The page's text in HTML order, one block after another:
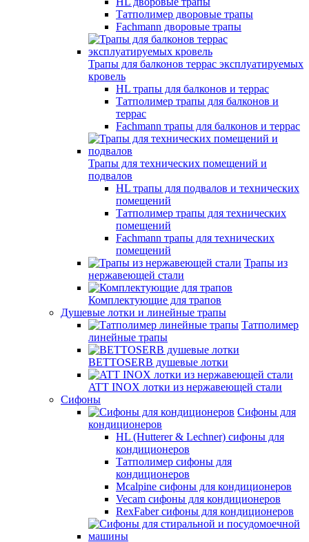
Татполимер дворовые трапы
Fachmann дворовые трапы
Трапы для балконов террас эксплуатируемых
кровель
HL трапы для балконов и террас
Татполимер трапы для балконов и
террас
Fachmann трапы для балконов и террас
Трапы для технических помещений и
подвалов
HL трапы для подвалов и технических
помещений
Татполимер трапы для технических
помещений
Fachmann трапы для технических
помещений
Трапы из
нержавеющей стали
Комплектующие для трапов
Душевые лотки и линейные трапы
Татполимер
линейные трапы
BETTOSERB душевые лотки
ATT INOX лотки из нержавеющей стали
Сифоны
Сифоны для
кондиционеров
HL (Hutterer & Lechner) сифоны для
кондиционеров
Татполимер сифоны для
кондиционеров
Mcalpine сифоны для кондиционеров
Vecam сифоны для кондиционеров
RexFaber сифоны для кондиционеров